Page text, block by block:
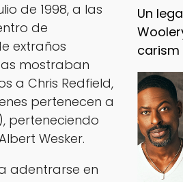
Un
carism
de 1998, a las
de
extraños
mostraban
a Chris Redfield,
pertenecen a
perteneciendo
Wesker.
adentrarse en